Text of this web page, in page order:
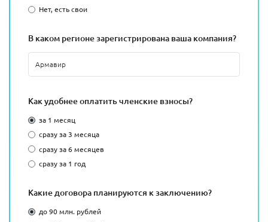
Нет, есть свои
В каком регионе зарегистрирована ваша компания?
Как удобнее оплатить членские взносы?
за 1 месяц
сразу за 3 месяца
сразу за 6 месяцев
сразу за 1 год
Какие договора планируются к заключению?
до 90 млн. рублей